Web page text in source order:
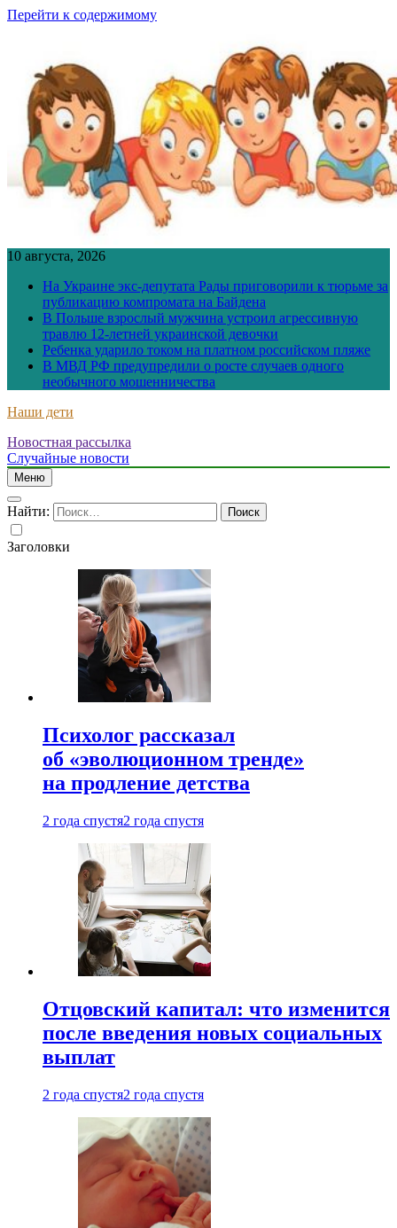
Перейти к содержимому
10 августа, 2026
На Украине экс-депутата Рады приговорили к тюрьме за
публикацию компромата на Байдена
В Польше взрослый мужчина устроил агрессивную
травлю 12-летней украинской девочки
Ребенка ударило током на платном российском пляже
В МВД РФ предупредили о росте случаев одного
необычного мошенничества
Наши дети
Новостная рассылка
Случайные новости
Меню
Найти:
Заголовки
Психолог рассказал
об «эволюционном тренде»
на продление детства
2 года спустя2 года спустя
Отцовский капитал: что изменится
после введения новых социальных
выплат
2 года спустя2 года спустя